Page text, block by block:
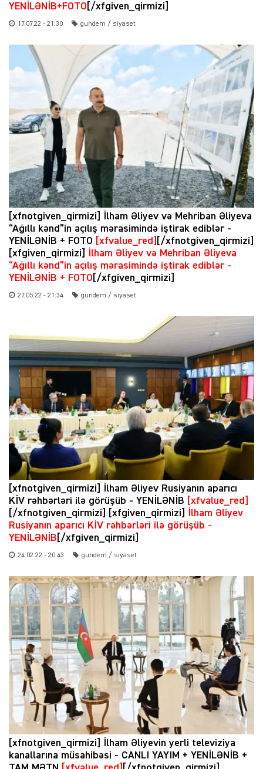
YENİLƏNİB+FOTO [/xfgiven_qirmizi]
17.07.22 - 21:30 gundem / siyaset
[xfnotgiven_qirmizi] İlham Əliyev və Mehriban Əliyeva
“Ağıllı kənd”in açılış mərasimində iştirak ediblər -
YENİLƏNİB + FOTO
[xfvalue_red]
[/xfnotgiven_qirmizi]
[xfgiven_qirmizi]
İlham Əliyev və Mehriban Əliyeva
“Ağıllı kənd”in açılış mərasimində iştirak ediblər -
YENİLƏNİB + FOTO [/xfgiven_qirmizi]
27.05.22 - 21:34 gundem / siyaset
[xfnotgiven_qirmizi] İlham Əliyev Rusiyanın aparıcı
KİV rəhbərləri ilə görüşüb - YENİLƏNİB
[xfvalue_red]
[/xfnotgiven_qirmizi] [xfgiven_qirmizi]
İlham Əliyev
Rusiyanın aparıcı KİV rəhbərləri ilə görüşüb -
YENİLƏNİB [/xfgiven_qirmizi]
24.02.22 - 20:43 gundem / siyaset
[xfnotgiven_qirmizi] İlham Əliyevin yerli televiziya
kanallarına müsahibəsi - CANLI YAYIM + YENİLƏNİB +